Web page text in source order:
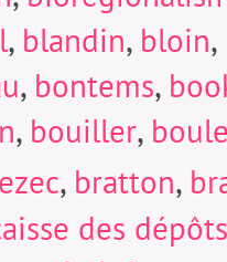
, blandin, bloin,
, bontems,
, bouiller,
, bratton,
des